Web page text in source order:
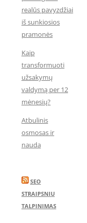
realūs pavyzdžiai
iš sunkiosios
pramonės
Kaip
transformuoti
užsakymų
valdymą per 12
mėnesių?
Atbulinis
osmosas ir
nauda
SEO
STRAIPSNIU
TALPINIMAS